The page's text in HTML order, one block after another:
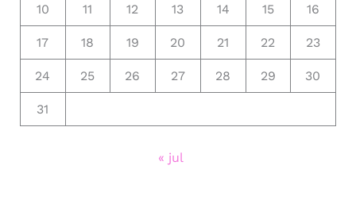
10 11 12 13 14 15 16
17 18 19 20 21 22 23
24 25 26 27 28 29 30
31
« jul